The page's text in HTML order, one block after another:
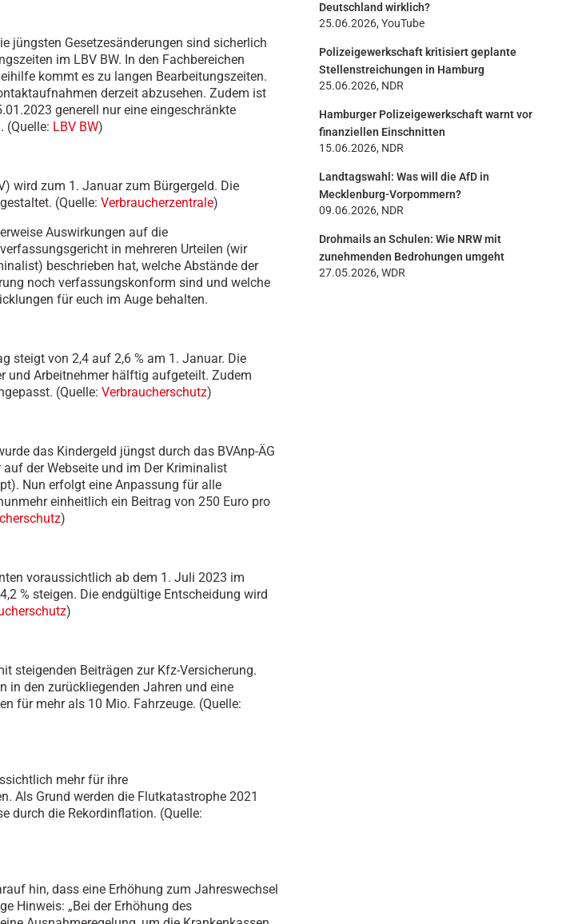
jüngsten Gesetzesänderungen sind sicherlich
im LBV BW. In den Fachbereichen
kommt es zu langen Bearbeitungszeiten.
derzeit abzusehen. Zudem ist
generell nur eine eingeschränkte
(Quelle: LBV BW)
wird zum 1. Januar zum Bürgergeld. Die
(Quelle: Verbraucherzentrale)
Auswirkungen auf die
in mehreren Urteilen (wir
beschrieben hat, welche Abstände der
noch verfassungskonform sind und welche
für euch im Auge behalten.
steigt von 2,4 auf 2,6 % am 1. Januar. Die
und Arbeitnehmer hälftig aufgeteilt. Zudem
(Quelle: Verbraucherschutz)
das Kindergeld jüngst durch das BVAnp-ÄG
der Webseite und im Der Kriminalist
Nun erfolgt eine Anpassung für alle
einheitlich ein Beitrag von 250 Euro pro
)
voraussichtlich ab dem 1. Juli 2023 im
% steigen. Die endgültige Entscheidung wird
)
steigenden Beiträgen zur Kfz-Versicherung.
in den zurückliegenden Jahren und eine
für mehr als 10 Mio. Fahrzeuge. (Quelle:
mehr für ihre
Als Grund werden die Flutkatastrophe 2021
durch die Rekordinflation. (Quelle:
hin, dass eine Erhöhung zum Jahreswechsel
Hinweis: „Bei der Erhöhung des
Deutschland wirklich?
25.06.2026, YouTube
Polizeigewerkschaft kritisiert geplante
Stellenstreichungen in Hamburg
25.06.2026, NDR
Hamburger Polizeigewerkschaft warnt vor
finanziellen Einschnitten
15.06.2026, NDR
Landtagswahl: Was will die AfD in
Mecklenburg-Vorpommern?
09.06.2026, NDR
Drohmails an Schulen: Wie NRW mit
zunehmenden Bedrohungen umgeht
27.05.2026, WDR